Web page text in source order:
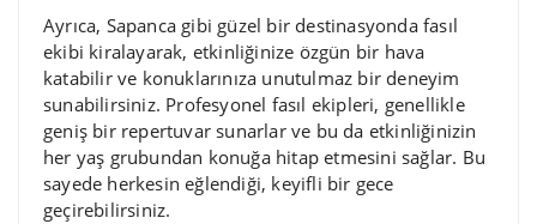
Ayrıca, Sapanca gibi güzel bir destinasyonda fasıl
ekibi kiralayarak, etkinliğinize özgün bir hava
katabilir ve konuklarınıza unutulmaz bir deneyim
sunabilirsiniz. Profesyonel fasıl ekipleri, genellikle
geniş bir repertuvar sunarlar ve bu da etkinliğinizin
her yaş grubundan konuğa hitap etmesini sağlar. Bu
sayede herkesin eğlendiği, keyifli bir gece
geçirebilirsiniz.